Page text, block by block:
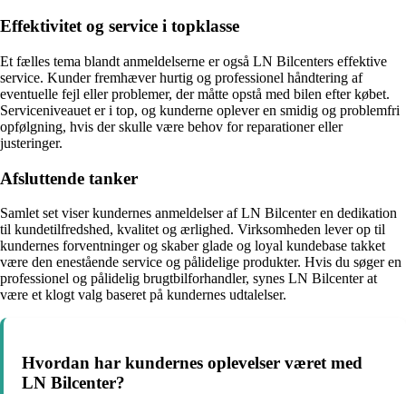
Effektivitet og service i topklasse
Et fælles tema blandt anmeldelserne er også LN Bilcenters effektive
service. Kunder fremhæver hurtig og professionel håndtering af
eventuelle fejl eller problemer, der måtte opstå med bilen efter købet.
Serviceniveauet er i top, og kunderne oplever en smidig og problemfri
opfølgning, hvis der skulle være behov for reparationer eller
justeringer.
Afsluttende tanker
Samlet set viser kundernes anmeldelser af LN Bilcenter en dedikation
til kundetilfredshed, kvalitet og ærlighed. Virksomheden lever op til
kundernes forventninger og skaber glade og loyal kundebase takket
være den enestående service og pålidelige produkter. Hvis du søger en
professionel og pålidelig brugtbilforhandler, synes LN Bilcenter at
være et klogt valg baseret på kundernes udtalelser.
Hvordan har kundernes oplevelser været med
LN Bilcenter?